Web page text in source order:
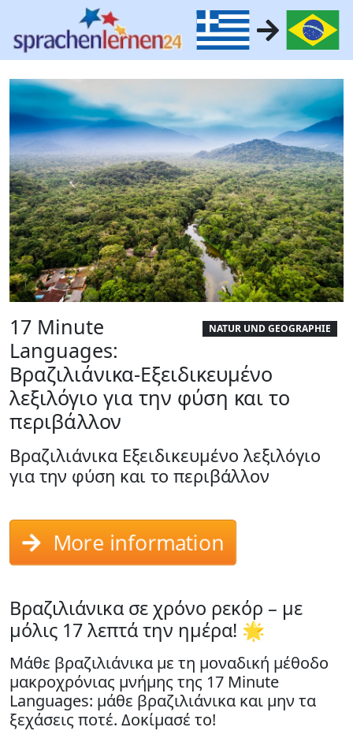
NATUR UND GEOGRAPHIE
17 Minute
Languages:
Βραζιλιάνικα-Εξειδικευμένο
λεξιλόγιο για την φύση και το
περιβάλλον
Βραζιλιάνικα Εξειδικευμένο λεξιλόγιο
για την φύση και το περιβάλλον
More information
Βραζιλιάνικα σε χρόνο ρεκόρ – με
μόλις 17 λεπτά την ημέρα! 🌟
Μάθε βραζιλιάνικα με τη μοναδική μέθοδο
μακροχρόνιας μνήμης της 17 Minute
Languages: μάθε βραζιλιάνικα και μην τα
ξεχάσεις ποτέ. Δοκίμασέ το!